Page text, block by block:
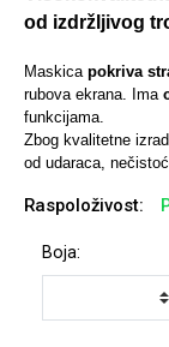
od izdržljivog
Maskica pokriva
rubova ekrana. Ima
funkcijama.
Zbog kvalitetne
od udaraca,
Raspoloživost:
Boja:
Sleng
Životinjsko
Univerzalne
maskice